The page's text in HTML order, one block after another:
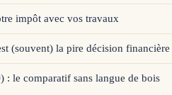
impôt avec vos travaux
(souvent) la pire décision financière
: le comparatif sans langue de bois